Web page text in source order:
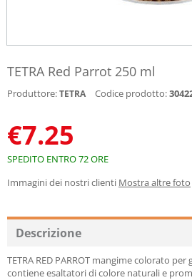
TETRA Red Parrot 250 ml
Produttore:TETRA Codice prodotto:
€7.25
SPEDITO ENTRO 72 ORE
Immagini dei nostri clienti Mostra altre foto
Descrizione
TETRA RED PARROT mangime colorato
contiene esaltatori di colore naturali e